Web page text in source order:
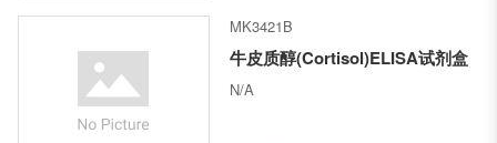
MK3421B
牛皮质醇(Cortisol)ELISA试剂盒
N/A